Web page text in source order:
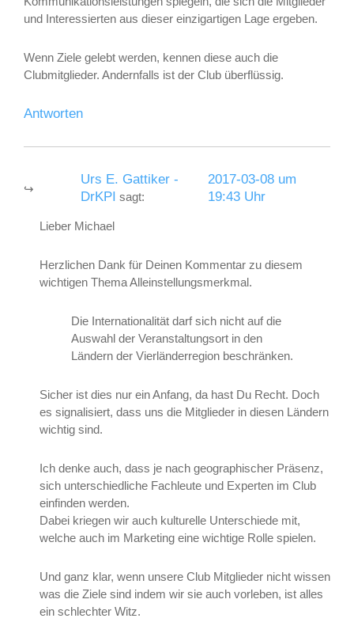
und Interessierten aus dieser einzigartigen Lage ergeben.
Wenn Ziele gelebt werden, kennen diese auch die
Clubmitglieder. Andernfalls ist der Club überflüssig.
Antworten
Urs E. Gattiker -
DrKPI sagt:
2017-03-08 um
19:43 Uhr
Lieber Michael
Herzlichen Dank für Deinen Kommentar zu diesem
wichtigen Thema Alleinstellungsmerkmal.
Die Internationalität darf sich nicht auf die
Auswahl der Veranstaltungsort in den
Ländern der Vierländerregion beschränken.
Sicher ist dies nur ein Anfang, da hast Du Recht. Doch
es signalisiert, dass uns die Mitglieder in diesen Ländern
wichtig sind.
Ich denke auch, dass je nach geographischer Präsenz,
sich unterschiedliche Fachleute und Experten im Club
einfinden werden.
Dabei kriegen wir auch kulturelle Unterschiede mit,
welche auch im Marketing eine wichtige Rolle spielen.
Und ganz klar, wenn unsere Club Mitglieder nicht wissen
was die Ziele sind indem wir sie auch vorleben, ist alles
ein schlechter Witz.